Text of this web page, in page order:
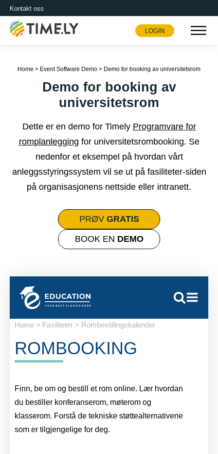
Kontakt oss
Timely
LOGIN
Home > Event Software Demo > Demo for booking av universitetsrom
Demo for booking av
universitetsrom
Dette er en demo for Timely Programvare for
romplanlegging for universitetsrombooking. Se
nedenfor et eksempel på hvordan vårt
anleggsstyringssystem vil se ut på fasiliteter-siden
på organisasjonens nettside eller intranett.
PRØV GRATIS
BOOK EN DEMO
Home > Fasiliteter > Rombestillingskalender
ROMBOOKING
Finn, be om og bestill et rom online. Lær hvordan
du bestiller konferanserom, møterom og
klasserom. Forstå de tekniske støttealternativene
som er tilgjengelige for deg.